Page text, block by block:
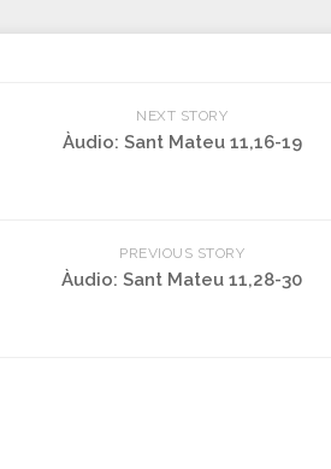
NEXT STORY
Àudio: Sant Mateu 11,16-19
PREVIOUS STORY
Àudio: Sant Mateu 11,28-30